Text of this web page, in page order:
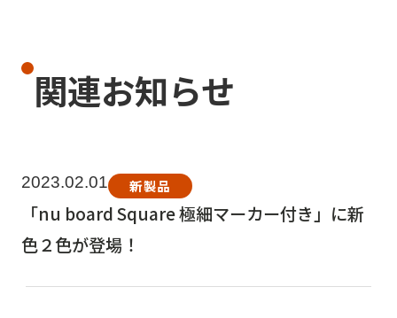
関連お知らせ
2023.02.01 新製品
「nu board Square 極細マーカー付き」に新
色２色が登場！